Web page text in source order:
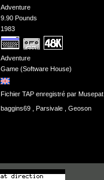
Adventure
9.90 Pounds
1983
Adventure
Game (Software House)
Fichier TAP enregistré par Musepat
baggins69 , Parsivale , Geoson